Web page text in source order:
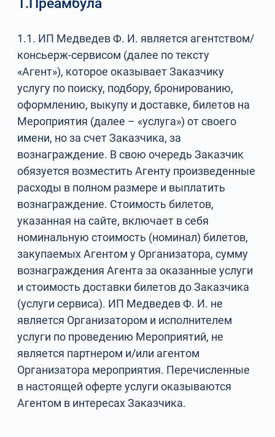
1.Преамбула
1.1. ИП Медведев Ф. И. является агентством/
консьерж-сервисом (далее по тексту
«Агент»), которое оказывает Заказчику
услугу по поиску, подбору, бронированию,
оформлению, выкупу и доставке, билетов на
Мероприятия (далее – «услуга») от своего
имени, но за счет Заказчика, за
вознаграждение. В свою очередь Заказчик
обязуется возместить Агенту произведенные
расходы в полном размере и выплатить
вознаграждение. Стоимость билетов,
указанная на сайте, включает в себя
номинальную стоимость (номинал) билетов,
закупаемых Агентом у Организатора, сумму
вознаграждения Агента за оказанные услуги
и стоимость доставки билетов до Заказчика
(услуги сервиса). ИП Медведев Ф. И. не
является Организатором и исполнителем
услуги по проведению Мероприятий, не
является партнером и/или агентом
Организатора мероприятия. Перечисленные
в настоящей оферте услуги оказываются
Агентом в интересах Заказчика.